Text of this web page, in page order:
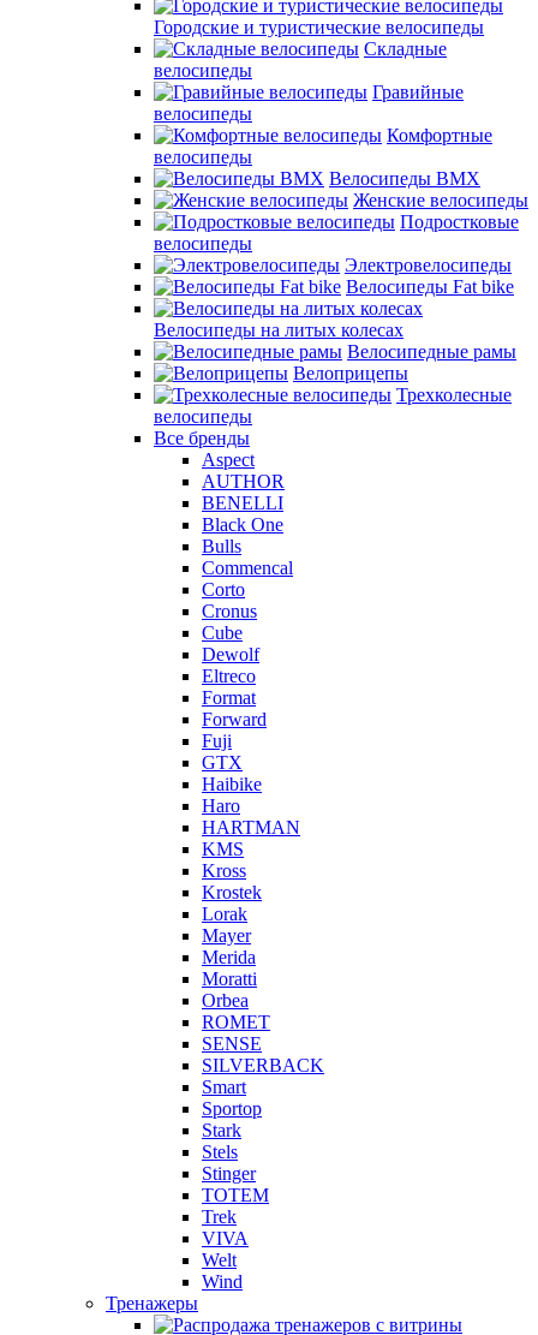
Городские и туристические велосипеды
Складные
велосипеды
Гравийные
велосипеды
Комфортные
велосипеды
Велосипеды BMX
Женские велосипеды
Подростковые
велосипеды
Электровелосипеды
Велосипеды Fat bike
Велосипеды на литых колесах
Велосипедные рамы
Велоприцепы
Трехколесные
велосипеды
Все бренды
Aspect
AUTHOR
BENELLI
Black One
Bulls
Commencal
Corto
Cronus
Cube
Dewolf
Eltreco
Format
Forward
Fuji
GTX
Haibike
Haro
HARTMAN
KMS
Kross
Krostek
Lorak
Mayer
Merida
Moratti
Orbea
ROMET
SENSE
SILVERBACK
Smart
Sportop
Stark
Stels
Stinger
TOTEM
Trek
VIVA
Welt
Wind
Тренажеры